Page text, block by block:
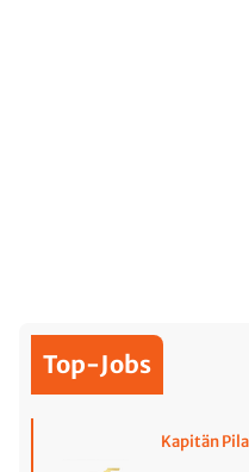
Top-Jobs
Kapitän